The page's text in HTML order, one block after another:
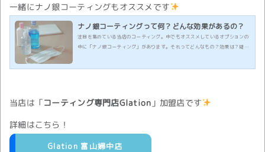
一緒にナノ銀コーティングもオススメです
ナノ銀コーティングって何？どんな効果があるの？
注目を集めている当店のコーティング。中でもオススメしているオプションの
中に「ナノ銀コーティング」があります。それってどんなもの？効果は？疑問
当店は「コーティング専門店Glation 」加盟店です
詳細はこちら！
Glation 富山婦中店